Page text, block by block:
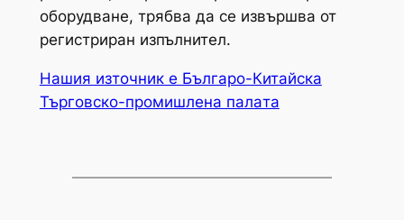
оборудване, трябва да се извършва от
регистриран изпълнител.
Нашия източник е Българо-Китайска
Търговско-промишлена палaта